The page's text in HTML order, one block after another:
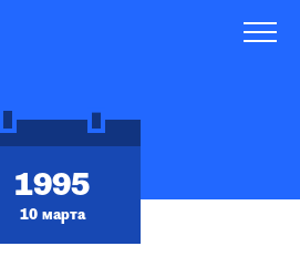
1995
10 марта